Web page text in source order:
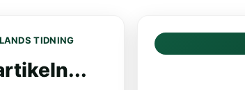
TIDNING